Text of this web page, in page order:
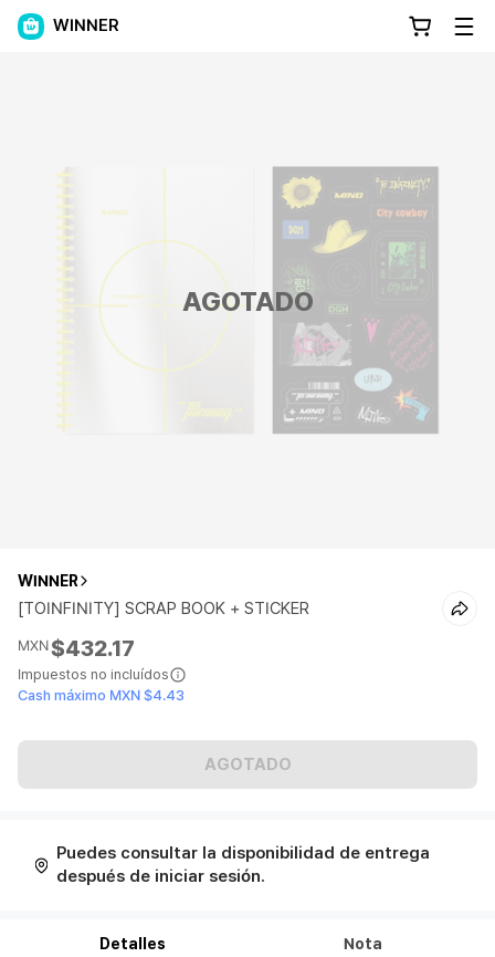
WINNER
AGOTADO
WINNER
[TOINFINITY] SCRAP BOOK + STICKER
MXN$432.17
Impuestos no incluídos
Cash máximo MXN $4.43
AGOTADO
Puedes consultar la disponibilidad de entrega
después de iniciar sesión.
Detalles Nota